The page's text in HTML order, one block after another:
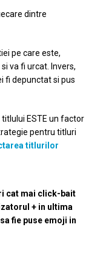
dintre
pe care este,
va fi urcat. Invers,
fi depunctat si pus
ESTE un factor
pentru titluri
titlurilor
cat mai click-bait
+ in ultima
fie puse emoji in